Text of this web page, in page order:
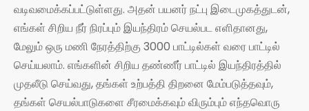
வடிவமைக்கப்பட்டுள்ளது. அதன் பயனர் நட்பு இடைமுகத்துடன்,
எங்கள் சிறிய நீர் நிரப்பும் இயந்திரம் செயல்பட எளிதானது,
மேலும் ஒரு மணி நேரத்திற்கு 3000 பாட்டில்கள் வரை பாட்டில்
செய்யலாம். எங்களின் சிறிய தண்ணீர் பாட்டில் இயந்திரத்தில்
முதலீடு செய்வது, தங்கள் உற்பத்தி திறனை மேம்படுத்தவும்,
தங்கள் செயல்பாடுகளை சீரமைக்கவும் விரும்பும் எந்தவொரு